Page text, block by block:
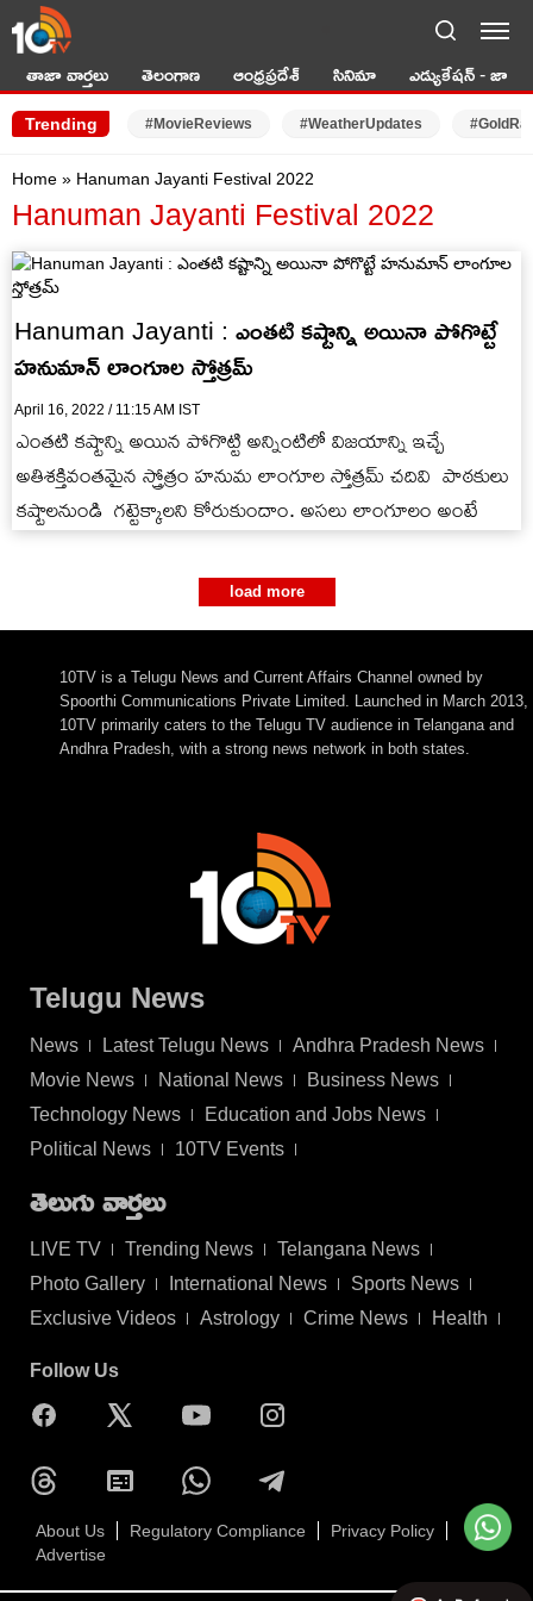
తాజా వార్తలు తెలంగాణ ఆంధ్రప్రదేశ్ సినిమా ఎడ్యుకేషన్ - జాబ్స్
Trending #MovieReviews #WeatherUpdates
Home » Hanuman Jayanti Festival 2022
Hanuman Jayanti Festival 2022
Hanuman Jayanti : ఎంతటి కష్టాన్ని అయినా పోగొట్టే
హనుమాన్ లాంగూల స్తోత్రమ్
April 16, 2022 / 11:15 AM IST
ఎంతటి కష్టాన్ని అయిన పోగొట్టి అన్నింటిలో విజయాన్ని ఇచ్చే
అతిశక్తివంతమైన స్త్రోత్రం హనుమ లాంగూల స్తోత్రమ్ చదివి పాఠకులు
కష్టాలనుండి గట్టెక్కాలని కోరుకుందాం. అసలు లాంగూలం అంటే
load more
10TV is a Telugu News and Current Affairs Channel owned by
Spoorthi Communications Private Limited. Launched in March 2013,
10TV primarily caters to the Telugu TV audience in Telangana and
Andhra Pradesh, with a strong news network in both states.
Telugu News
News Latest Telugu News
Andhra Pradesh News
Movie News
National News
Business News
Technology News
Education and Jobs News
Political News
10TV Events
తెలుగు వార్తలు
LIVE TV Trending News
Telangana News
Photo Gallery
International News
Sports News
Exclusive Videos
Astrology Crime News Health
Follow Us
About Us Regulatory Compliance
Privacy Policy
Advertise